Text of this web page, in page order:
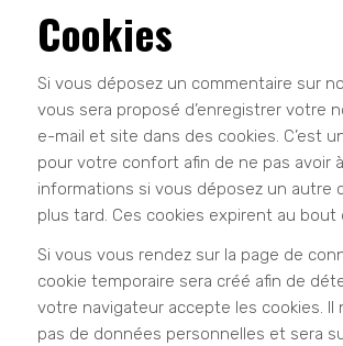
Cookies
Si vous déposez un commentaire sur
vous sera proposé d’enregistrer votre
e-mail et site dans des cookies. C’est
pour votre confort afin de ne pas avoir
informations si vous déposez un autre
plus tard. Ces cookies expirent au bout
Si vous vous rendez sur la page de
cookie temporaire sera créé afin de
votre navigateur accepte les cookies. Il
pas de données personnelles et sera